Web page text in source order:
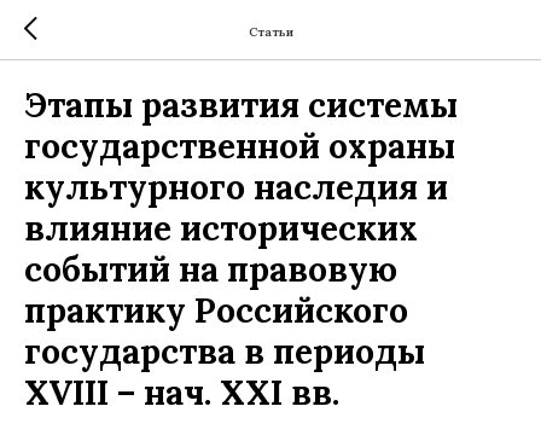
Статьи
Этапы развития системы
государственной охраны
культурного наследия и
влияние исторических
событий на правовую
практику Российского
государства в периоды
XVIII – нач. XXI вв.